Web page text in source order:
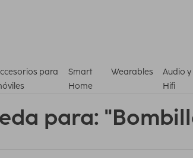
para
Smart
Home
Wearables
Audio y
Hifi
para: